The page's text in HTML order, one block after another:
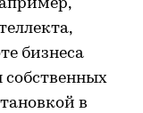
бизнеса
собственных
в